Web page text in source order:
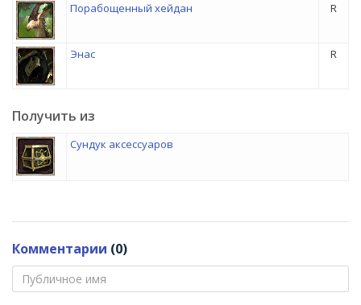
Порабощенный хейдан R
Энас R
Получить из
Сундук аксессуаров
Комментарии (0)